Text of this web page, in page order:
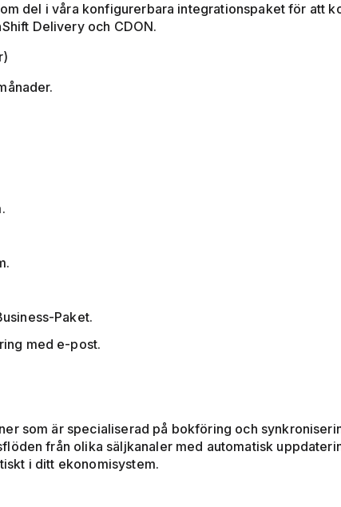
del i våra konfigurerbara integrationspaket för att
Delivery och CDON.
Paket.
med e-post.
som är specialiserad på bokföring och
från olika säljkanaler med automatisk
i ditt ekonomisystem.